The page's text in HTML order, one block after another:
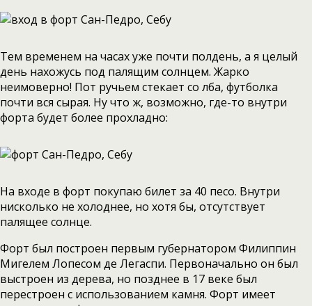
Тем временем на часах уже почти полдень, а я целый
день нахожусь под палящим солнцем. Жарко
неимоверно! Пот ручьем стекает со лба, футболка
почти вся сырая. Ну что ж, возможно, где-то внутри
форта будет более прохладно:
На входе в форт покупаю билет за 40 песо. Внутри
нисколько не холоднее, но хотя бы, отсутствует
палящее солнце.
Форт был построен первым губернатором Филиппин
Мигелем Лопесом де Легаспи. Первоначально он был
выстроен из дерева, но позднее в 17 веке был
перестроен с использованием камня. Форт имеет